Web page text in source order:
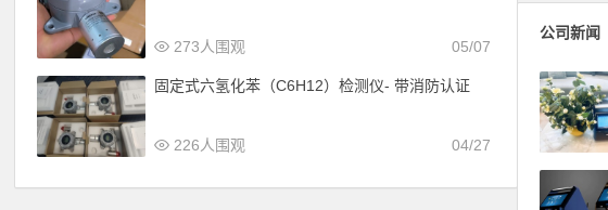
05/07
273人围观
固定式六氢化苯（C6H12）检测仪- 带消防认证
04/27
226人围观
公司新闻